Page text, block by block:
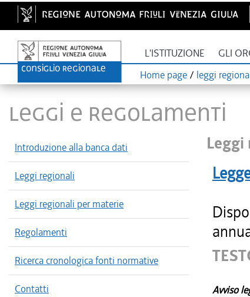
L'ISTITUZIONE GLI
Home page / leggi
LEGGI E REGOLAMENTI
Introduzione alla banca dati
Leggi regionali
Leggi regionali per materie
Regolamenti
Ricerca cronologica fonti normative
Contatti
Leggi
Avviso